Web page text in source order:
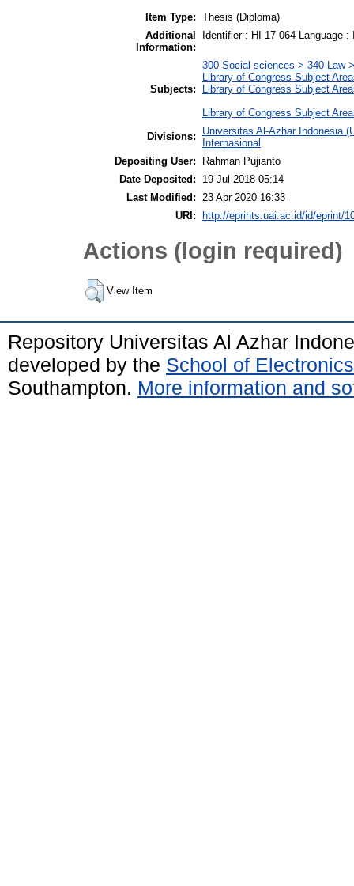
Item Type: Thesis (Diploma)
Additional
Information:
Identifier : HI 17 064 Language
Subjects:
300 Social sciences > 340 Law
Library of Congress Subject
Library of Congress Subject
Library of Congress Subject
Divisions:
Universitas Al-Azhar Indonesia
Internasional
Depositing User:
Rahman Pujianto
Date Deposited:
19 Jul 2018 05:14
Last Modified:
23 Apr 2020 16:33
URI:
http://eprints.uai.ac.id/id/eprint/
Actions (login required)
View Item
Repository Universitas Al Azhar
developed by the School of
Southampton. More information and